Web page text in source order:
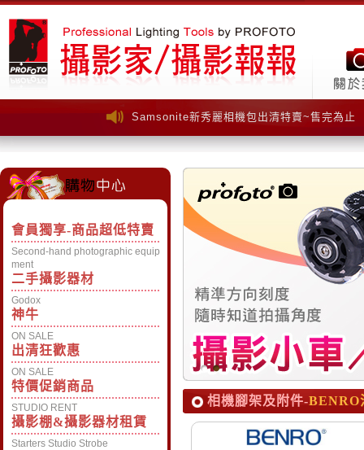
Samsonite新秀麗相機包出清特賣~售完為止
Samsonite新秀麗相機包出清特賣~售完為止
會員獨享-商品超低特賣
Second-hand photographic equip
ment
二手攝影器材
Godox
神牛
ON SALE
出清狂歡惠
ON SALE
特價促銷商品
STUDIO RENT
攝影棚&攝影器材租賃
Starters Studio Strobe
相機腳架及附件-BENRO